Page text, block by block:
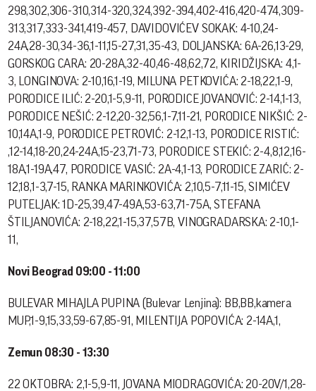
298,302,306-310,314-320,324,392-394,402-416,420-474,309-
313,317,333-341,419-457, DAVIDOVIĆEV SOKAK: 4-10,24-
24A,28-30,34-36,1-11,15-27,31,35-43, DOLJANSKA: 6A-26,13-29,
GORSKOG CARA: 20-28A,32-40,46-48,62,72, KIRIDŽIJSKA: 4,1-
3, LONGINOVA: 2-10,16,1-19, MILUNA PETKOVIĆA: 2-18,22,1-9,
PORODICE ILIĆ: 2-20,1-5,9-11, PORODICE JOVANOVIĆ: 2-14,1-13,
PORODICE NEŠIĆ: 2-12,20-32,56,1-7,11-21, PORODICE NIKŠIĆ: 2-
10,14A,1-9, PORODICE PETROVIĆ: 2-12,1-13, PORODICE RISTIĆ:
,12-14,18-20,24-24A,15-23,71-73, PORODICE STEKIĆ: 2-4,8,12,16-
18A,1-19A,47, PORODICE VASIĆ: 2A-4,1-13, PORODICE ZARIĆ: 2-
12,18,1-3,7-15, RANKA MARINKOVIĆA: 2,10,5-7,11-15, SIMIĆEV
PUTELJAK: 1D-25,39,47-49A,53-63,71-75A, STEFANA
ŠTILJANOVIĆA: 2-18,22,1-15,37,57B, VINOGRADARSKA: 2-10,1-
11,
Novi Beograd 09:00 - 11:00
BULEVAR MIHAJLA PUPINA (Bulevar Lenjina): BB,BB,kamera
MUP,1-9,15,33,59-67,85-91, MILENTIJA POPOVIĆA: 2-14A,1,
Zemun 08:30 - 13:30
22 OKTOBRA: 2,1-5,9-11, JOVANA MIODRAGOVIĆA: 20-20V/1,28-